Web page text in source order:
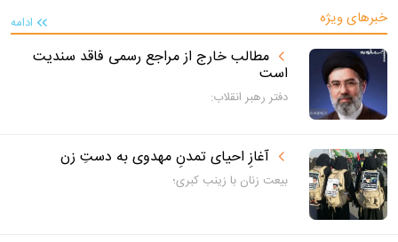
خبرهای ویژه ادامه
مطالب خارج از مراجع رسمی فاقد سندیت
است
دفتر رهبر انقلاب:
آغازِ احیای تمدنِ مهدوی به دستِ زن
بیعت زنان با زینب کبری؛